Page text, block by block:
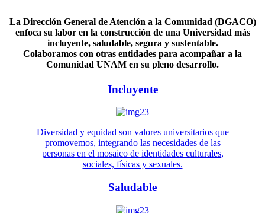
La Dirección General de Atención a la Comunidad (DGACO)
enfoca su labor en la construcción de una Universidad más
incluyente, saludable, segura y sustentable.
Colaboramos con otras entidades para acompañar a la
Comunidad UNAM en su pleno desarrollo.
Incluyente
Diversidad y equidad son valores universitarios que
promovemos, integrando las necesidades de las
personas en el mosaico de identidades culturales,
sociales, físicas y sexuales.
Saludable